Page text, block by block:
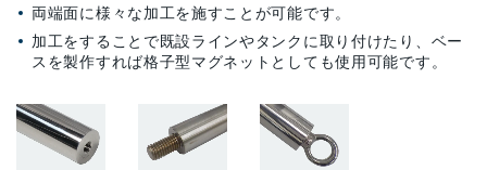
両端面に様々な加工を施すことが可能です。
加工をすることで既設ラインやタンクに取り付けたり、ベー
スを製作すれば格子型マグネットとしても使用可能です。